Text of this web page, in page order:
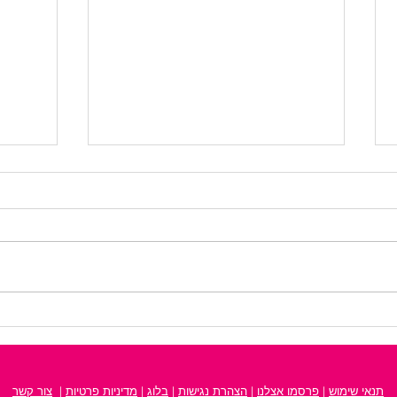
גדול?
תנאי שימוש | פרסמו אצלנו | ‫ הצהרת נגישות ‬ | בלוג | מדיניות פרטיות | צור קשר